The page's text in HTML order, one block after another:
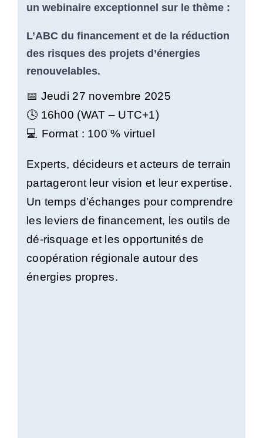
un webinaire exceptionnel sur le thème :
L’ABC du financement et de la réduction
des risques des projets d’énergies
renouvelables.
📅 Jeudi 27 novembre 2025
🕓 16h00 (WAT – UTC+1)
💻 Format : 100 % virtuel
Experts, décideurs et acteurs de terrain
partageront leur vision et leur expertise.
Un temps d’échanges pour comprendre
les leviers de financement, les outils de
dé-risquage et les opportunités de
coopération régionale autour des
énergies propres.